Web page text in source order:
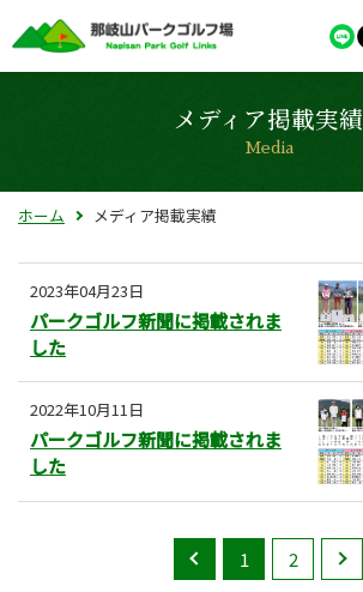
メディア掲載実績
Media
ホーム メディア掲載実績
2023年04月23日
パークゴルフ新聞に掲載されま
した
2022年10月11日
パークゴルフ新聞に掲載されま
した
1 2